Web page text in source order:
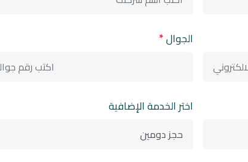
الجوال*
اختر الخدمة الإضافية